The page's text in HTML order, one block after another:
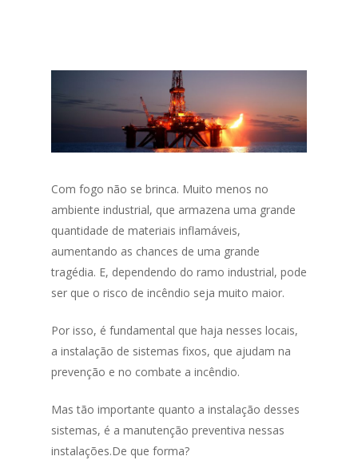
Com fogo não se brinca. Muito menos no
ambiente industrial, que armazena uma grande
quantidade de materiais inflamáveis,
aumentando as chances de uma grande
tragédia. E, dependendo do ramo industrial, pode
ser que o risco de incêndio seja muito maior.
Por isso, é fundamental que haja nesses locais,
a instalação de sistemas fixos, que ajudam na
prevenção e no combate a incêndio.
Mas tão importante quanto a instalação desses
sistemas, é a manutenção preventiva nessas
instalações.De que forma?